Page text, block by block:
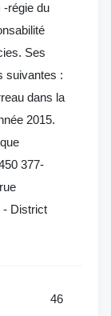
-régie du
Ses
suivantes :
dans la
2015.
377-
- District
46